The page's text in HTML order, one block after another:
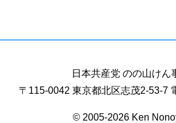
日本共産党 のの山けん
〒115-0042 東京都北区志茂2-53-7
© 2005-2026 Ken